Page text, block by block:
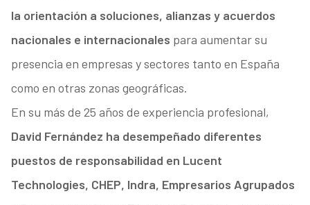
la orientación a soluciones, alianzas y acuerdos
nacionales e internacionales para aumentar su
presencia en empresas y sectores tanto en España
como en otras zonas geográficas.
En su más de 25 años de experiencia profesional,
David Fernández ha desempeñado diferentes
puestos de responsabilidad en Lucent
Technologies, CHEP, Indra, Empresarios Agrupados